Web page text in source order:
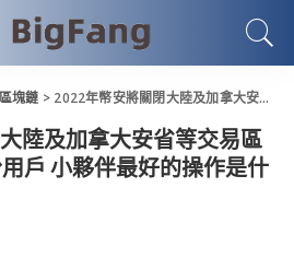
塊鏈 > 2022年幣安將關閉大陸及加拿大安省等交易區C2C和清理KYC身份用戶 小夥伴最好的操作是什麼？
陸及加拿大安省等交易區
用戶 小夥伴最好的操作是什